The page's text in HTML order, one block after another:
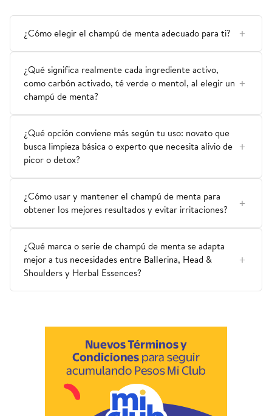
¿Cómo elegir el champú de menta adecuado para ti?
¿Qué significa realmente cada ingrediente activo,
como carbón activado, té verde o mentol, al elegir un
champú de menta?
¿Qué opción conviene más según tu uso: novato que
busca limpieza básica o experto que necesita alivio de
picor o detox?
¿Cómo usar y mantener el champú de menta para
obtener los mejores resultados y evitar irritaciones?
¿Qué marca o serie de champú de menta se adapta
mejor a tus necesidades entre Ballerina, Head &
Shoulders y Herbal Essences?